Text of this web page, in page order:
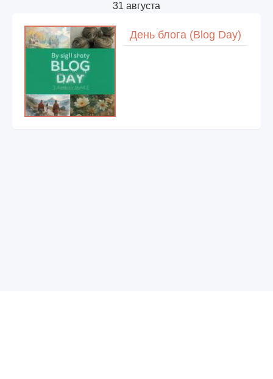
31 августа
День блога (Blog Day)